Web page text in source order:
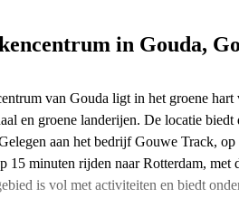
in Gouda,
van Gouda ligt in het groene
en groene landerijen. De locatie
aan het bedrijf Gouwe Track,
15 minuten rijden naar Rotterdam,
is vol met activiteiten en biedt